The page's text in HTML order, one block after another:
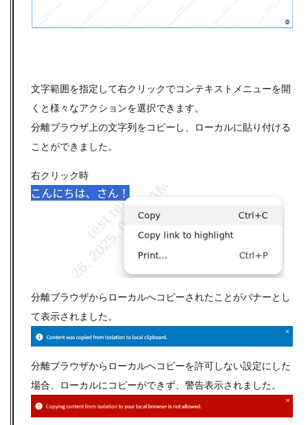
文字範囲を指定して右クリックでコンテキストメニューを開
くと様々なアクションを選択できます。
分離ブラウザ上の文字列をコピーし、ローカルに貼り付ける
ことができました。
右クリック時
分離ブラウザからローカルへコピーされたことがバナーとし
て表示されました。
分離ブラウザからローカルへコピーを許可しない設定にした
場合、ローカルにコピーができず、警告表示されました。